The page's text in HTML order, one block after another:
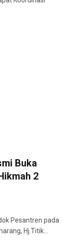
Buka
2
Pesantren pada
Hj.Titik…